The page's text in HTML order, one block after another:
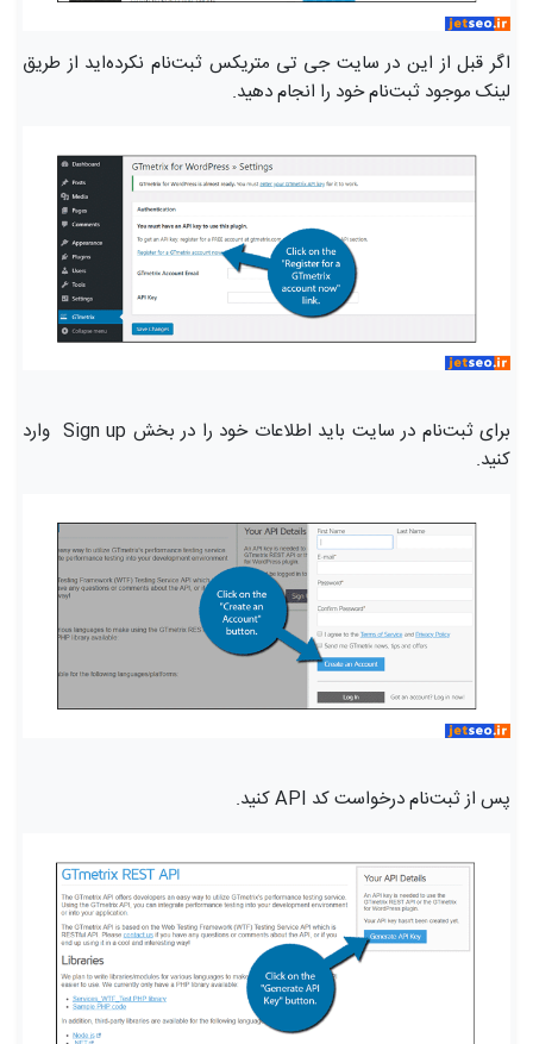
اگر قبل از این در سایت جی تی متریکس ثبت‌نام نکرده‌اید از طریق
لینک موجود ثبت‌نام خود را انجام دهید.
برای ثبت‌نام در سایت باید اطلاعات خود را در بخش Sign up وارد
کنید.
پس از ثبت‌نام درخواست کد API کنید.